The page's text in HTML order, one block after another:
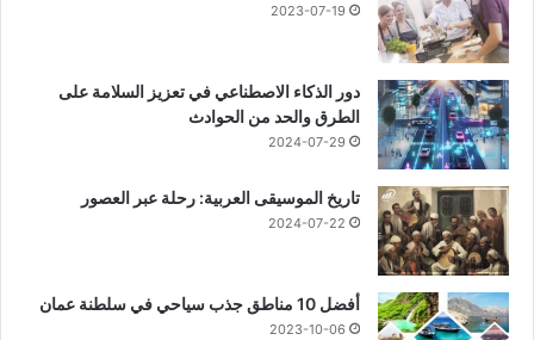
2023-07-19
دور الذكاء الاصطناعي في تعزيز السلامة على
الطرق والحد من الحوادث
2024-07-29
تاريخ الموسيقى العربية: رحلة عبر العصور
2024-07-22
أفضل 10 مناطق جذب سياحي في سلطنة عمان
2023-10-06